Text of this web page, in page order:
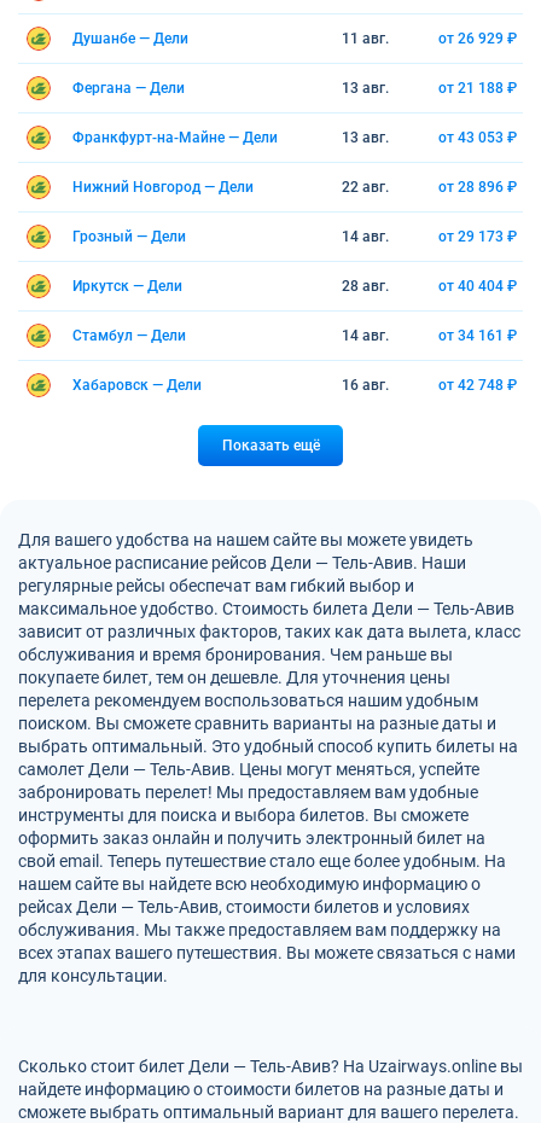
Душанбе — Дели 11 авг. от 26 929 ₽
Фергана — Дели 13 авг. от 21 188 ₽
Франкфурт-на-Майне — Дели 13 авг. от 43 053 ₽
Нижний Новгород — Дели 22 авг. от 28 896 ₽
Грозный — Дели 14 авг. от 29 173 ₽
Иркутск — Дели 28 авг. от 40 404 ₽
Стамбул — Дели 14 авг. от 34 161 ₽
Хабаровск — Дели 16 авг. от 42 748 ₽
Показать ещё
Для вашего удобства на нашем сайте вы можете увидеть
актуальное расписание рейсов Дели — Тель-Авив. Наши
регулярные рейсы обеспечат вам гибкий выбор и
максимальное удобство. Стоимость билета Дели — Тель-Авив
зависит от различных факторов, таких как дата вылета, класс
обслуживания и время бронирования. Чем раньше вы
покупаете билет, тем он дешевле. Для уточнения цены
перелета рекомендуем воспользоваться нашим удобным
поиском. Вы сможете сравнить варианты на разные даты и
выбрать оптимальный. Это удобный способ купить билеты на
самолет Дели — Тель-Авив. Цены могут меняться, успейте
забронировать перелет! Мы предоставляем вам удобные
инструменты для поиска и выбора билетов. Вы сможете
оформить заказ онлайн и получить электронный билет на
свой email. Теперь путешествие стало еще более удобным. На
нашем сайте вы найдете всю необходимую информацию о
рейсах Дели — Тель-Авив, стоимости билетов и условиях
обслуживания. Мы также предоставляем вам поддержку на
всех этапах вашего путешествия. Вы можете связаться с нами
для консультации.
Сколько стоит билет Дели — Тель-Авив? На Uzairways.online вы
найдете информацию о стоимости билетов на разные даты и
сможете выбрать оптимальный вариант для вашего перелета.